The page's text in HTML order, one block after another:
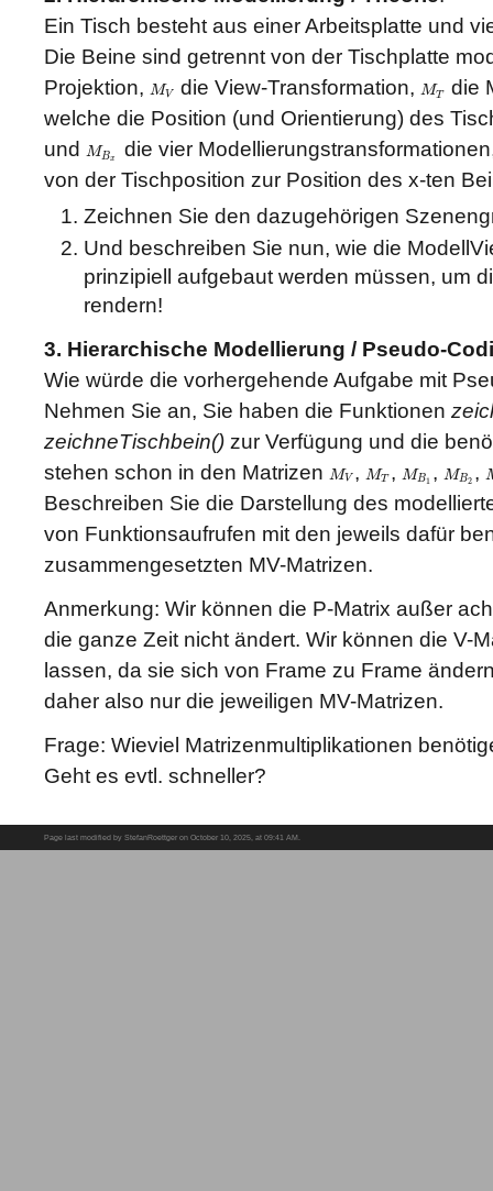
Ein Tisch besteht aus einer Arbeitsplatte und
Die Beine sind getrennt von der Tischplatte
Projektion, MV
MV die View-Transformation, MT
MT
die
welche die Position (und Orientierung) des
und MBx
MBx
die vier
von der Tischposition zur Position des x-ten
Zeichnen Sie den dazugehörigen
Und beschreiben Sie nun, wie die
prinzipiell aufgebaut werden müssen, um
rendern!
3. Hierarchische Modellierung / Pseudo-
Wie würde die vorhergehende Aufgabe mit
Nehmen Sie an, Sie haben die Funktionen
zeichneTischbein() zur Verfügung und die
stehen schon in den Matrizen MV
MV , MT
MT , MB1
MB1 , MB2
MB2 ,
Beschreiben Sie die Darstellung des
von Funktionsaufrufen mit den jeweils dafür
zusammengesetzten MV-Matrizen.
Anmerkung: Wir können die P-Matrix außer
die ganze Zeit nicht ändert. Wir können die V-
lassen, da sie sich von Frame zu Frame
daher also nur die jeweiligen MV-Matrizen.
Frage: Wieviel Matrizenmultiplikationen
Geht es evtl. schneller?
Page last modified by StefanRoettger on October 10, 2025, at 09:41 AM.